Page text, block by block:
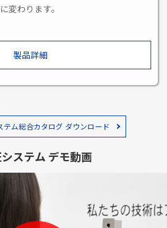
変わります。
製品詳細
テム総合カタログ ダウンロード
ステム デモ動画